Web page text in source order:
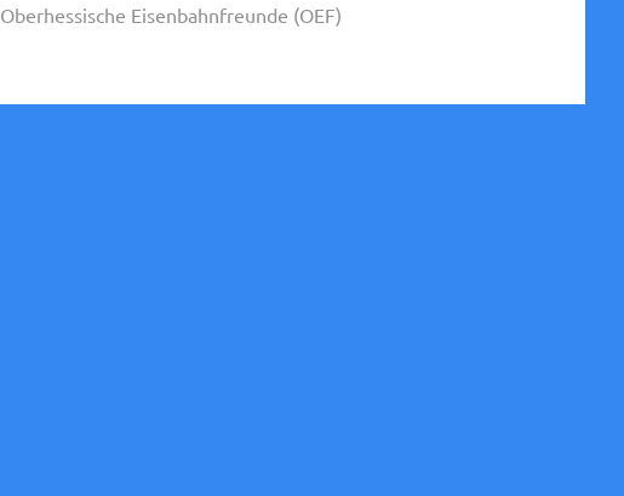
Oberhessische Eisenbahnfreunde (OEF)